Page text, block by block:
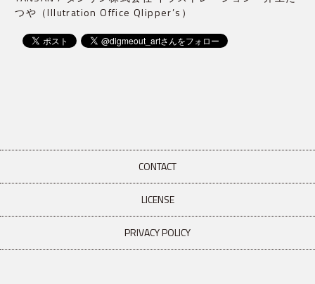
つや（Illutration Office Qlipper’s）
CONTACT
LICENSE
PRIVACY POLICY